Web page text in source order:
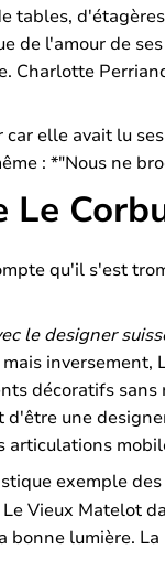
l'amour de
elle avait lu
: *"Nous ne
Le
qu'il s'est
le designer
décoratifs
une
articulations
exemple
Vieux Matelot
bonne lumière.